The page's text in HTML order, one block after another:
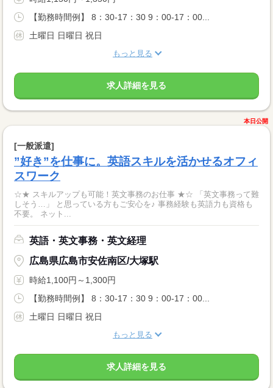
【勤務時間例】 8：30-17：30 9：00-17：00...
土曜日 日曜日 祝日
もっと見る
求人詳細を見る
本日公開
[一般派遣]
”好き”を仕事に。英語スキルを活かせるオフィ
スワーク
☆★ スキルアップも可能！英文事務のお仕事 ★☆ 「英文事務って難
しそう…」 と思っている方もご安心を♪ 事務経験も英語力も資格も
不要。 ネット...
英語・英文事務・英文経理
広島県広島市安佐南区/大塚駅
時給1,100円～1,300円
【勤務時間例】 8：30-17：30 9：00-17：00...
土曜日 日曜日 祝日
もっと見る
求人詳細を見る